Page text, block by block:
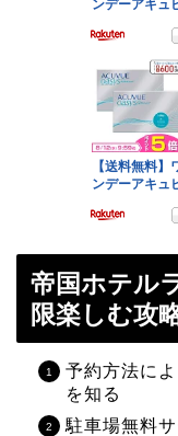
帝国ホテル
限楽しむ攻
予約方法に
を知る
駐車場無料